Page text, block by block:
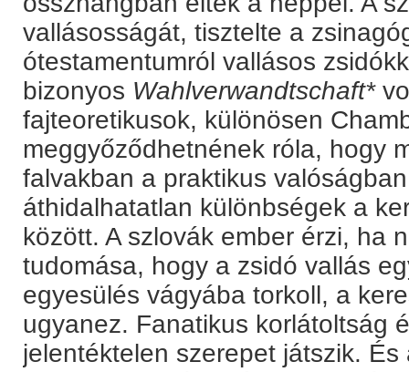
vallásosságát, tisztelte a
ótestamentumról vallásos
bizonyos Wahlverwandtschaft*
fajteoretikusok, különösen
meggyőződhetnének róla, hogy
falvakban a praktikus
áthidalhatatlan különbségek a
között. A szlovák ember érzi, ha
tudomása, hogy a zsidó vallás
egyesülés vágyába torkoll, a
ugyanez. Fanatikus korlátoltság
jelentéktelen szerepet játszik.